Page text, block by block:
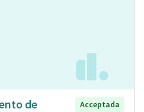
de
Acceptada